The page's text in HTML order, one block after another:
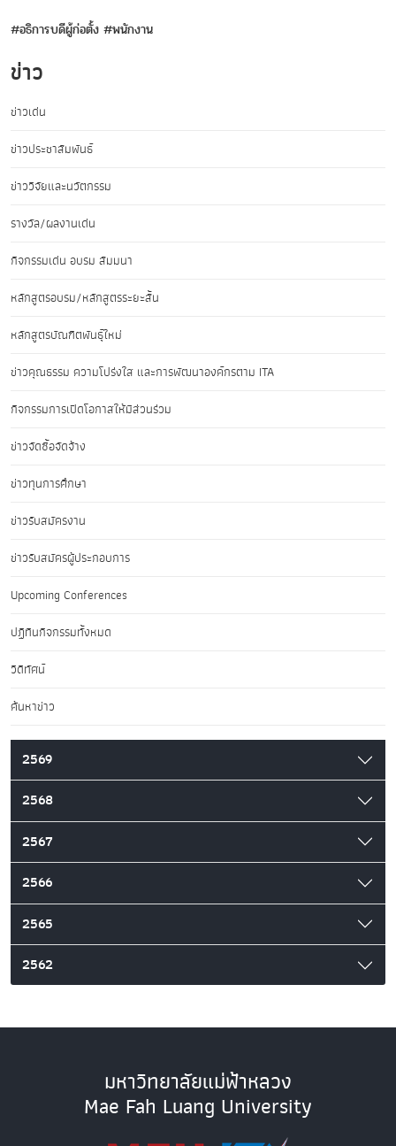
#อธิการบดีผู้ก่อตั้ง #พนักงาน
ข่าว
ข่าวเด่น
ข่าวประชาสัมพันธ์
ข่าววิจัยและนวัตกรรม
รางวัล/ผลงานเด่น
กิจกรรมเด่น อบรม สัมมนา
หลักสูตรอบรม/หลักสูตรระยะสั้น
หลักสูตรบัณฑิตพันธุ์ใหม่
ข่าวคุณธรรม ความโปร่งใส และการพัฒนาองค์กรตาม ITA
กิจกรรมการเปิดโอกาสให้มีส่วนร่วม
ข่าวจัดซื้อจัดจ้าง
ข่าวทุนการศึกษา
ข่าวรับสมัครงาน
ข่าวรับสมัครผู้ประกอบการ
Upcoming Conferences
ปฏิทินกิจกรรมทั้งหมด
วิดีทัศน์
ค้นหาข่าว
2569
2568
2567
2566
2565
2562
มหาวิทยาลัยแม่ฟ้าหลวง
Mae Fah Luang University